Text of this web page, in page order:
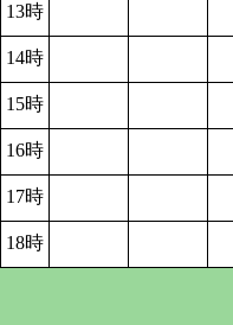
13時
14時
15時
16時
17時
18時